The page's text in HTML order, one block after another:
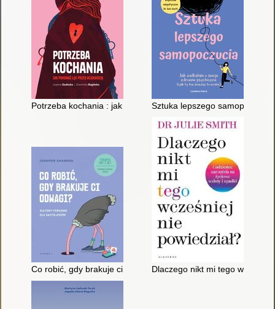
Potrzeba kochania : jak pokonać lęk przed bliskością
Sztuka lepszego
Co robić, gdy brakuje ci odwagi? : kultowy poradnik dla
Dlaczego nikt mi tego